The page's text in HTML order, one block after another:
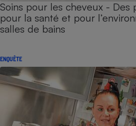
Soins pour les cheveux - Des
pour la santé et pour
salles de bains
ENQUÊTE